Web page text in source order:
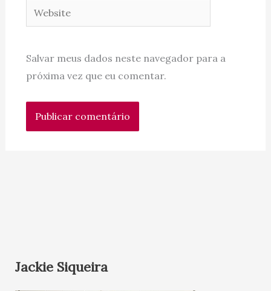
Website
Salvar meus dados neste navegador para a
próxima vez que eu comentar.
Jackie Siqueira